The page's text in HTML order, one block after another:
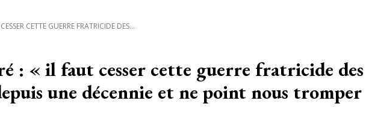
CETTE GUERRE FRATRICIDE DES...
: « il faut cesser cette guerre fratricide des
une décennie et ne point nous tromper